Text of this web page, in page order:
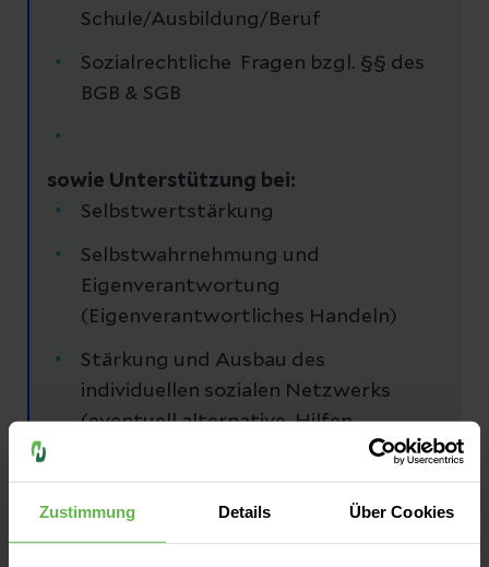
Zustimmung Details Über Cookies
Schule/Ausbildung/Beruf
Sozialrechtliche Fragen bzgl. §§ des
BGB & SGB
sowie Unterstützung bei:
Selbstwertstärkung
Selbstwahrnehmung und
Eigenverantwortung
(Eigenverantwortliches Handeln)
Stärkung und Ausbau des
individuellen sozialen Netzwerks
(eventuell alternative Hilfen
Erziehungsberatung,
Selbsthilfegruppe, Beratungsstellen)